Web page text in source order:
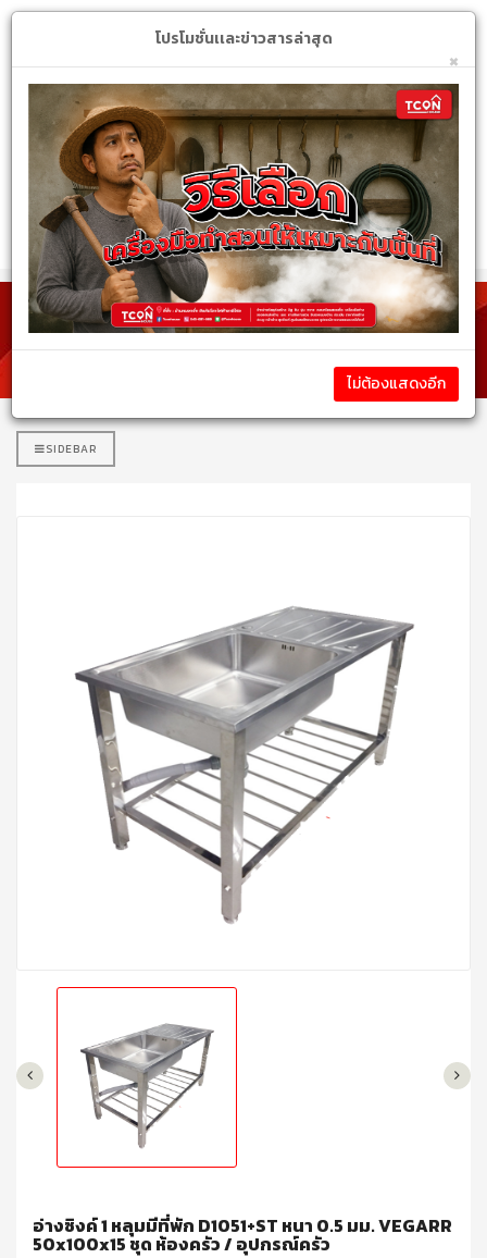
หมวดหมู่สินค้า
รายละเอียดสินค้า
SIDEBAR
อ่างซิงค์ 1 หลุมมีที่พัก D1051+ST หนา 0.5 มม. VEGARR
50x100x15 ชุด ห้องครัว / อุปกรณ์ครัว
โปรโมชั่นเเละข่าวสารล่าสุด
×
ไม่ต้องแสดงอีก